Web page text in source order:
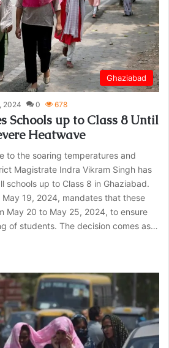
Ghaziabad
2024 0 678
Schools up to Class 8 Until
Heatwave
to the soaring temperatures and
Magistrate Indra Vikram Singh has
schools up to Class 8 in Ghaziabad.
19, 2024, mandates that these
May 20 to May 25, 2024, to ensure
of students. The decision comes as…